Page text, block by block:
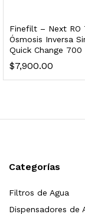
Finefilt – Next RO
Ósmosis Inversa
Quick Change 700
Premium
$7,900.00
Categorías
Filtros de Agua
Dispensadores de
al carrito
Cafetera